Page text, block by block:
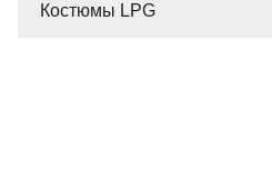
Костюмы LPG